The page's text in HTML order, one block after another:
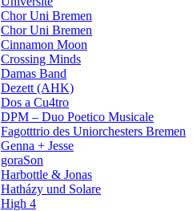
Chor Uni Bremen
Chor Uni Bremen
Cinnamon Moon
Crossing Minds
Damas Band
Dezett (AHK)
Dos a Cu4tro
DPM – Duo Poetico Musicale
Fagotttrio des Uniorchesters Bremen
Genna + Jesse
goraSon
Harbottle & Jonas
Hatházy und Solare
High 4